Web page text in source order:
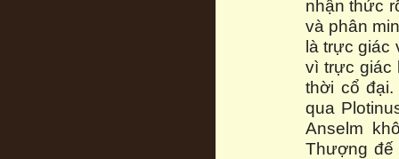
nhận thức
và phân
là trực giác
vì trực giác
thời cổ
qua
Anselm
Thượng đế